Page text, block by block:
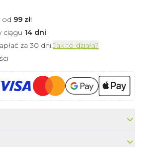
od 99 zł!
ciągu 14 dni
za 30 dni.Jak to działa?